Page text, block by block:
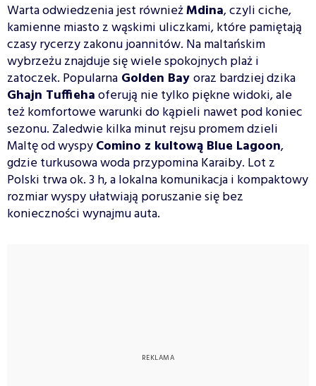
Warta odwiedzenia jest równieżMdina, czyli ciche,
kamienne miasto z wąskimi uliczkami, które pamiętają
czasy rycerzy zakonu joannitów. Na maltańskim
wybrzeżu znajduje się wiele spokojnych plaż i
zatoczek. Popularna Golden Bayoraz bardziej dzika
Ghajn Tuffiehaoferują nie tylko piękne widoki, ale
też komfortowe warunki do kąpieli nawet pod koniec
sezonu. Zaledwie kilka minut rejsu promem dzieli
Maltę od wyspyComino z kultową Blue Lagoon,
gdzie turkusowa woda przypomina Karaiby. Lot z
Polski trwa ok. 3 h, a lokalna komunikacja i kompaktowy
rozmiar wyspy ułatwiają poruszanie się bez
konieczności wynajmu auta.